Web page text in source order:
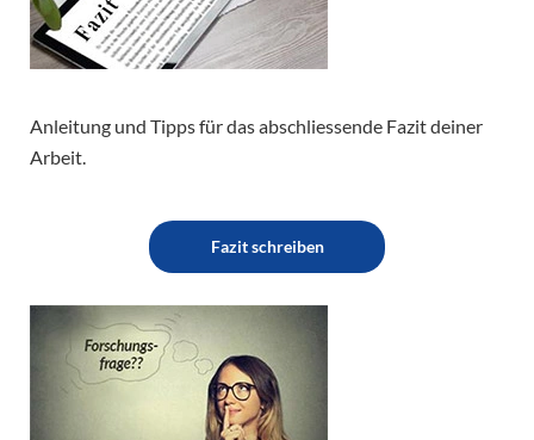
Anleitung und Tipps für das abschliessende Fazit deiner
Arbeit.
Fazit schreiben